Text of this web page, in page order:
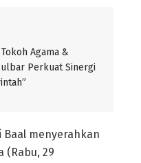
Agama &
Perkuat Sinergi
Baal menyerahkan
(Rabu, 29